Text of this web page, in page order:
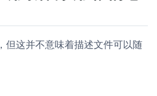
但这并不意味着描述文件可以随